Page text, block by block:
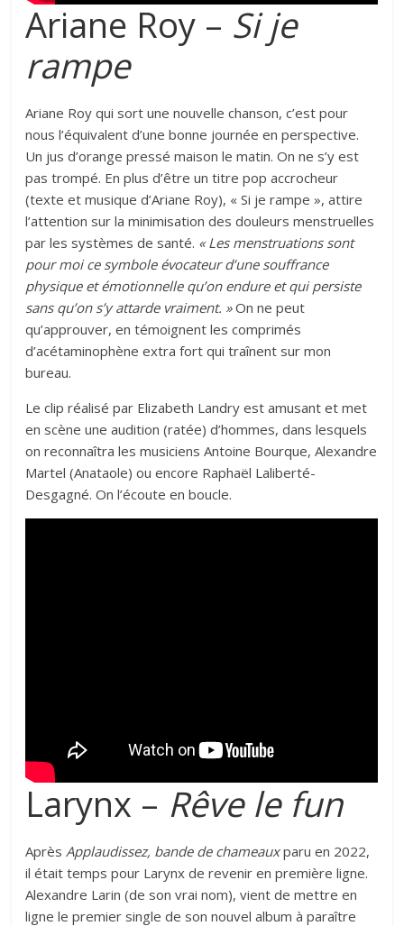
Ariane Roy – Si je
rampe
Ariane Roy qui sort une nouvelle chanson, c’est pour
nous l’équivalent d’une bonne journée en perspective.
Un jus d’orange pressé maison le matin. On ne s’y est
pas trompé. En plus d’être un titre pop accrocheur
(texte et musique d’Ariane Roy), « Si je rampe », attire
l’attention sur la minimisation des douleurs menstruelles
par les systèmes de santé. « Les menstruations sont
pour moi ce symbole évocateur d’une souffrance
physique et émotionnelle qu’on endure et qui persiste
sans qu’on s’y attarde vraiment. »On ne peut
qu’approuver, en témoignent les comprimés
d’acétaminophène extra fort qui traînent sur mon
bureau.
Le clip réalisé par Elizabeth Landry est amusant et met
en scène une audition (ratée) d’hommes, dans lesquels
on reconnaîtra les musiciens Antoine Bourque, Alexandre
Martel (Anataole) ou encore Raphaël Laliberté-
Desgagné. On l’écoute en boucle.
Larynx – Rêve le fun
Après Applaudissez, bande de chameauxparu en 2022,
il était temps pour Larynx de revenir en première ligne.
Alexandre Larin (de son vrai nom), vient de mettre en
ligne le premier single de son nouvel album à paraître